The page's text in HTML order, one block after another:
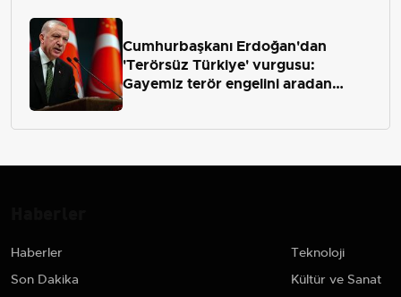
Cumhurbaşkanı Erdoğan'dan
'Terörsüz Türkiye' vurgusu:
Gayemiz terör engelini aradan
Haberler
Son Dakika
Teknoloji
Kültür ve Sanat